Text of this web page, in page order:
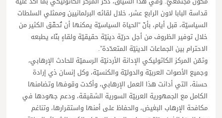
قداسة البابا لاون الرابع عشر، خلال لقائه البرلمانيين وممثلي السلطات
السياسيّة، قبل أيام، بأنّ “الحياة السياسيّة يمكنها أن تُحقّق الكثير من
خلال توفير الظروف من أجل حريّة دينيّة حقيقيّة ولقاءٍ بنّاء يطبعه
الاحترام بين الجماعات الدينيّة المتعدّدة”.
وثمّن المركز الكاثوليكي الإدانة الأردنيّة الرسميّة للحادث الإرهابي،
وجميع الأصوات العربيّة والدوليّة والكنسيّة، وكل إنسان ذي إرادة
حسنة، التي أدانت هذا العمل الإرهابي، وأكدت وقوفها وتضامنها
الكامل مع الجمهورية العربيّة السورية الشقيقة، ودعم جهودها في
مكافحة الإرهاب البغيض، والحفاظ على أمنها واستقرارها، وتناغم